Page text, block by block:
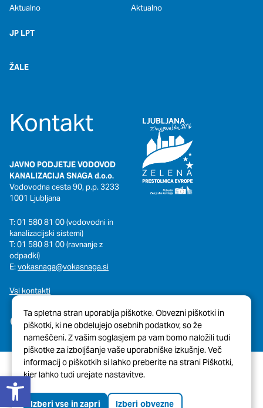
Aktualno
JP LPT
ŽALE
Aktualno
Kontakt
JAVNO PODJETJE VODOVOD
KANALIZACIJA SNAGA d.o.o.
Vodovodna cesta 90, p.p. 3233
1001 Ljubljana
T: 01 580 81 00 (vodovodni in
kanalizacijski sistemi)
T: 01 580 81 00 (ravnanje z
odpadki)
E:vokasnaga@vokasnaga.si
Vsi kontakti
© 2026 Javni Holding Ljubljana
Piškotki
Ta spletna stran uporablja piškotke. Obvezni piškotki in
piškotki, ki ne obdelujejo osebnih podatkov, so že
nameščeni. Z vašim soglasjem pa vam bomo naložili tudi
piškotke za izboljšanje vaše uporabniške izkušnje. Več
informacij o piškotkih si lahko preberite na strani Piškotki,
kjer lahko tudi urejate nastavitve.
Izberi vse in zapri Izberi obvezne
Open toolbar